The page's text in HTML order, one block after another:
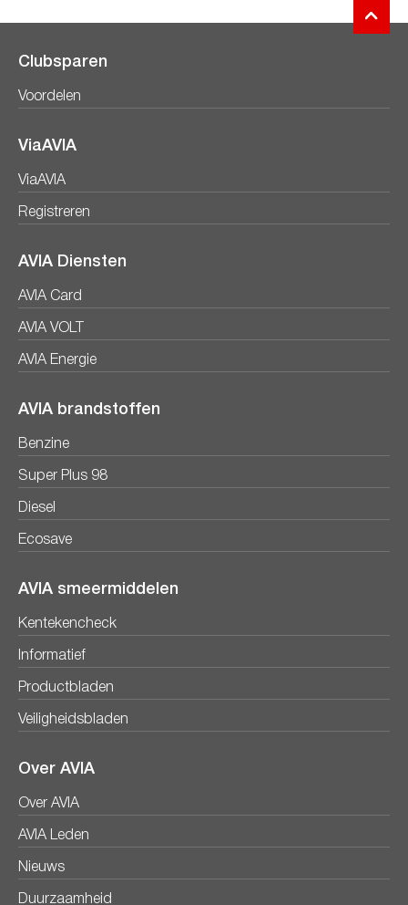
Clubsparen
Voordelen
ViaAVIA
ViaAVIA
Registreren
AVIA Diensten
AVIA Card
AVIA VOLT
AVIA Energie
AVIA brandstoffen
Benzine
Super Plus 98
Diesel
Ecosave
AVIA smeermiddelen
Kentekencheck
Informatief
Productbladen
Veiligheidsbladen
Over AVIA
Over AVIA
AVIA Leden
Nieuws
Duurzaamheid